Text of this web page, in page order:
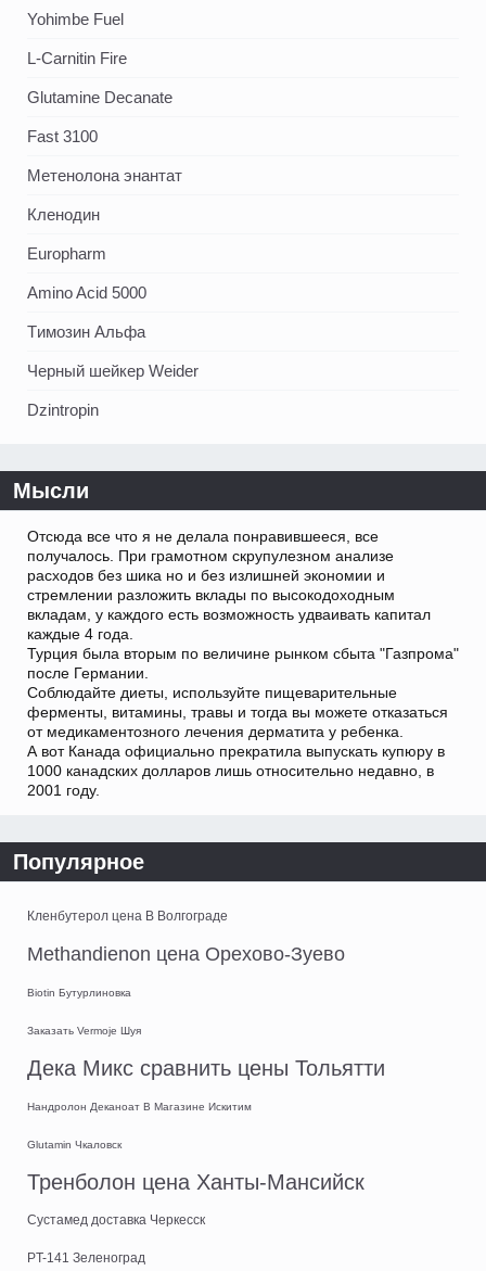
Yohimbe Fuel
L-Carnitin Fire
Glutamine Decanate
Fast 3100
Метенолона энантат
Кленодин
Europharm
Amino Acid 5000
Tимозин Альфа
Черный шейкер Weider
Dzintropin
Мысли
Отсюда все что я не делала понравившееся, все
получалось. При грамотном скрупулезном анализе
расходов без шика но и без излишней экономии и
стремлении разложить вклады по высокодоходным
вкладам, у каждого есть возможность удваивать капитал
каждые 4 года.
Турция была вторым по величине рынком сбыта "Газпрома"
после Германии.
Соблюдайте диеты, используйте пищеварительные
ферменты, витамины, травы и тогда вы можете отказаться
от медикаментозного лечения дерматита у ребенка.
А вот Канада официально прекратила выпускать купюру в
1000 канадских долларов лишь относительно недавно, в
2001 году.
Популярное
Кленбутерол цена В Волгограде
Methandienon цена Орехово-Зуево
Biotin Бутурлиновка
Заказать Vermoje Шуя
Дека Микс сравнить цены Тольятти
Нандролон Деканоат В Магазине Искитим
Glutamin Чкаловск
Тренболон цена Ханты-Мансийск
Сустамед доставка Черкесск
PT-141 Зеленоград